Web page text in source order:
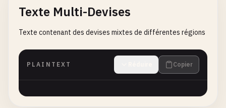
Texte Multi-Devises
Texte contenant des devises mixtes de différentes régions
PLAINTEXT Copier